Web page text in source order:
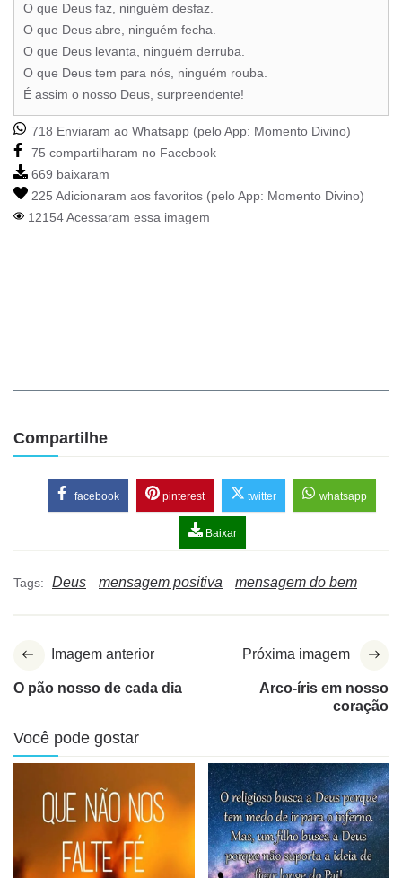
O que Deus faz, ninguém desfaz.
O que Deus abre, ninguém fecha.
O que Deus levanta, ninguém derruba.
O que Deus tem para nós, ninguém rouba.
É assim o nosso Deus, surpreendente!
718 Enviaram ao Whatsapp (pelo App: Momento Divino)
75 compartilharam no Facebook
669 baixaram
225 Adicionaram aos favoritos (pelo App: Momento Divino)
12154 Acessaram essa imagem
Compartilhe
facebook pinterest twitter whatsapp
Baixar
Tags: Deus mensagem positiva mensagem do bem
Imagem anterior
O pão nosso de cada dia
Próxima imagem
Arco-íris em nosso
coração
Você pode gostar